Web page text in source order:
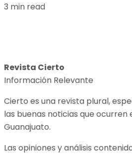
3 min read
Revista Cierto
Información Relevante
Cierto es una revista plural,
las buenas noticias que ocurren
Guanajuato.
Las opiniones y análisis